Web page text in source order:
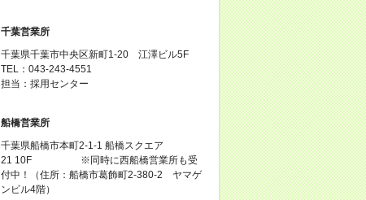
千葉営業所
千葉県千葉市中央区新町1-20 江澤ビル5F
TEL：043-243-4551
担当：採用センター
船橋営業所
千葉県船橋市本町2-1-1 船橋スクエア
21 10F ※同時に西船橋営業所も受
付中！（住所：船橋市葛飾町2-380-2 ヤマゲ
ンビル4階）